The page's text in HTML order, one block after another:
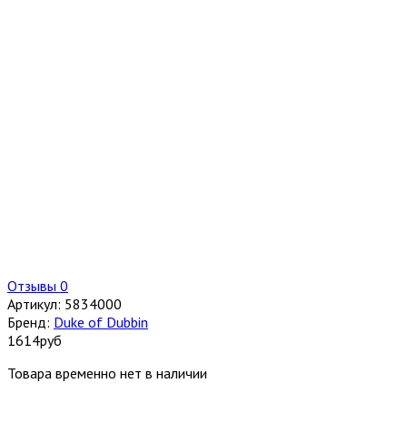
Отзывы 0
Артикул: 5834000
Бренд: Duke of Dubbin
1614руб
Товара временно нет в наличии